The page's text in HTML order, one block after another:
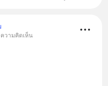
ความคิดเห็น